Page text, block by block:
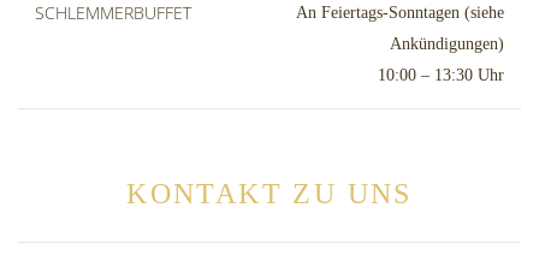
SCHLEMMERBUFFET
An Feiertags-Sonntagen (siehe
Ankündigungen)
10:00 – 13:30 Uhr
KONTAKT ZU UNS